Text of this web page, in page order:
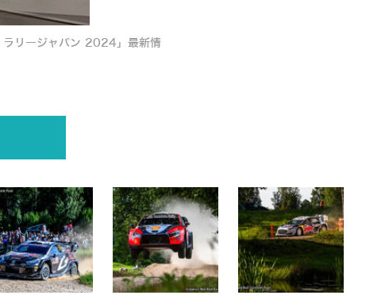
ラリージャパン 2024」最新情